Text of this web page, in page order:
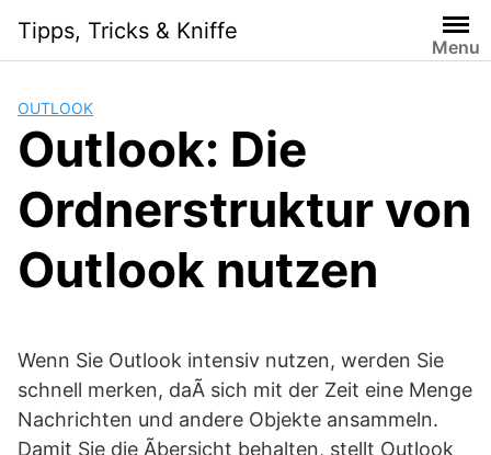
content
Tipps, Tricks & Kniffe
Menu
OUTLOOK
Outlook: Die
Ordnerstruktur von
Outlook nutzen
Wenn Sie Outlook intensiv nutzen, werden Sie
schnell merken, daÃ sich mit der Zeit eine Menge
Nachrichten und andere Objekte ansammeln.
Damit Sie die Ãbersicht behalten, stellt Outlook